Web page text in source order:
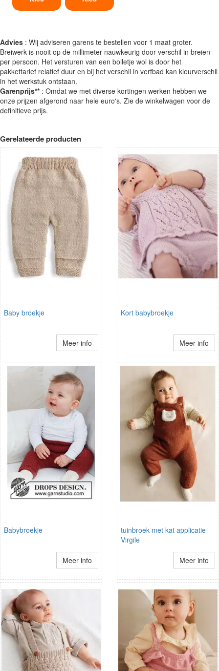
Advies : Wij adviseren garens te bestellen voor 1 maat groter.
Breiwerk is nooit op de millimeter nauwkeurig door verschil in breien
per persoon. Het versturen van een bolletje wol is door het
pakkettarief relatief duur en bij het verschil in verfbad kan kleurverschil
in het werkstuk ontstaan.
Garenprijs** : Omdat we met diverse kortingen werken hebben we
onze prijzen afgerond naar hele euro's. Zie de winkelwagen voor de
definitieve prijs.
Gerelateerde producten
Baby broekje
Meer info
Kort babybroekje
Meer info
Babybroekje
Meer info
tuinbroek met kat applicatie
Virgile
Meer info